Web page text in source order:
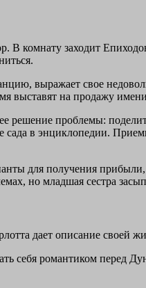
комнату заходит
выражает свое
выставят на продажу
решение проблемы:
в энциклопедии.
для получения
но младшая сестра
дает описание своей
себя романтиком перед